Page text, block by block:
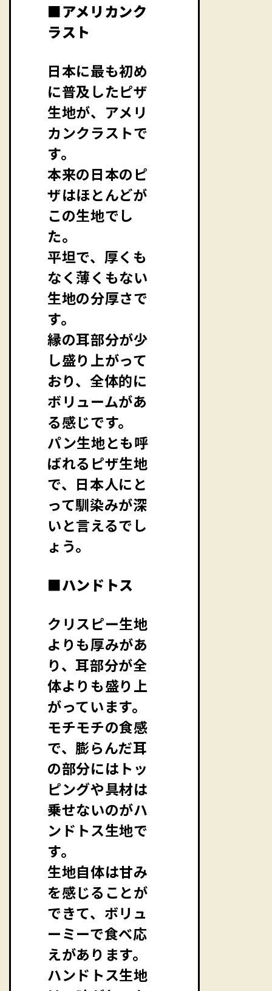
■アメリカンク
ラスト
日本に最も初め
に普及したピザ
生地が、アメリ
カンクラストで
す。
本来の日本のピ
ザはほとんどが
この生地でし
た。
平坦で、厚くも
なく薄くもない
生地の分厚さで
す。
縁の耳部分が少
し盛り上がって
おり、全体的に
ボリュームがあ
る感じです。
パン生地とも呼
ばれるピザ生地
で、日本人にと
って馴染みが深
いと言えるでし
ょう。
■ハンドトス
クリスピー生地
よりも厚みがあ
り、耳部分が全
体よりも盛り上
がっています。
モチモチの食感
で、膨らんだ耳
の部分にはトッ
ピングや具材は
乗せないのがハ
ンドトス生地で
す。
生地自体は甘み
を感じることが
できて、ボリュ
ーミーで食べ応
えがあります。
ハンドトス生地